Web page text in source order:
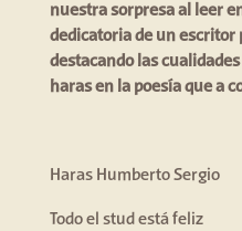
nuestra sorpresa al leer
dedicatoria de un escritor
destacando las
haras en la poesía que a
Haras Humberto Sergio
Todo el stud está feliz